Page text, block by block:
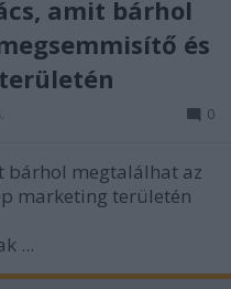
amit bárhol
és
0
bárhol megtalálhat az
marketing területén
...